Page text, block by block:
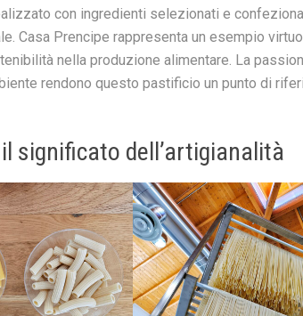
con ingredienti selezionati e
Casa Prencipe rappresenta un esempio
nella produzione alimentare. La
rendono questo pastificio un punto di
significato dell’artigianalità